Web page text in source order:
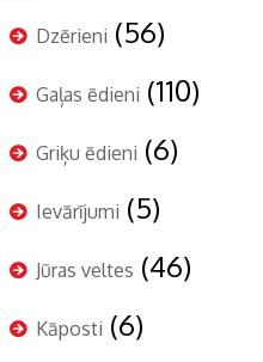
Dzērieni (56)
Gaļas ēdieni (110)
Griķu ēdieni (6)
Ievārījumi (5)
Jūras veltes (46)
Kāposti (6)